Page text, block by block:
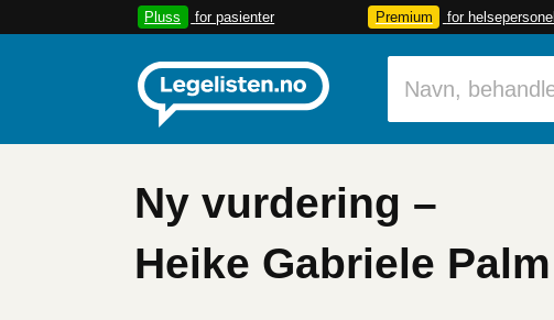
Pluss for pasienter Premium for helsepersonell
Ny vurdering –
Heike Gabriele Palm